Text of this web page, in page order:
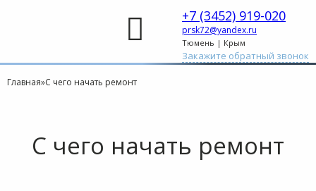
+7 (3452) 919-020
prsk72@yandex.ru
Тюмень | Крым
Закажите обратный звонок
Главная»С чего начать ремонт
С чего начать ремонт